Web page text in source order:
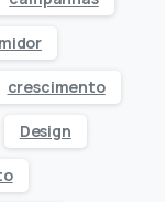
crescimento
Design